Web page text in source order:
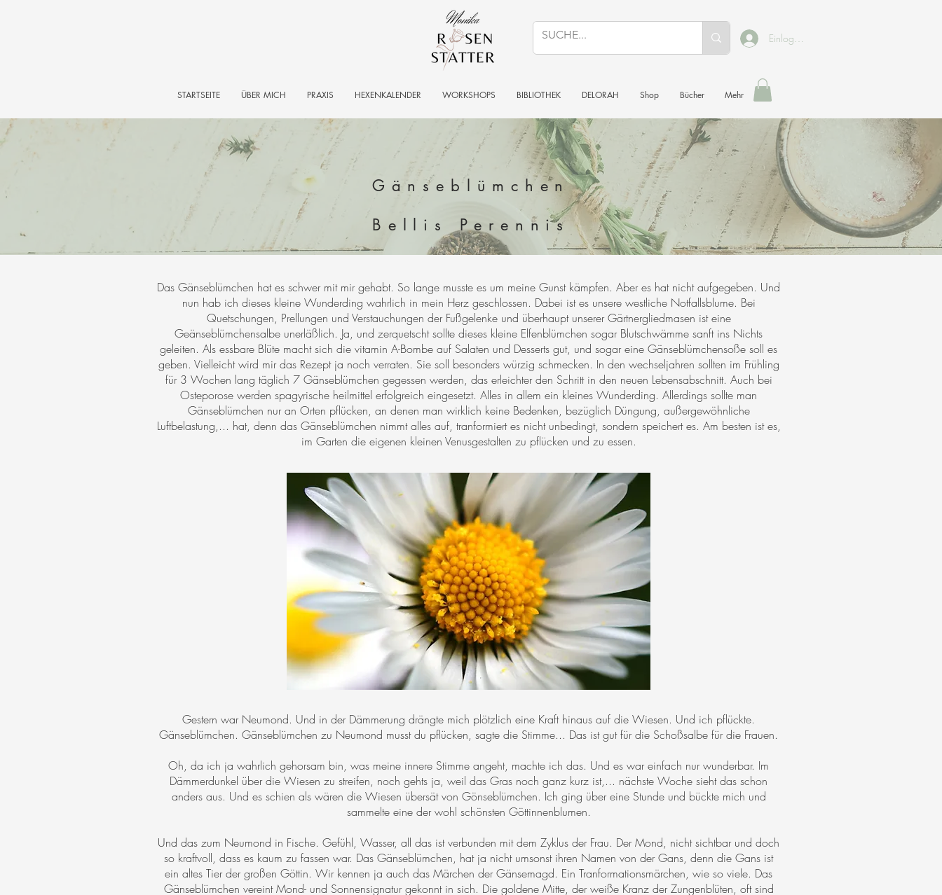
Einloggen
STARTSEITE ÜBER MICH PRAXIS HEXENKALENDER WORKSHOPS BIBLIOTHEK DELORAH Shop Bücher Mehr
Das Gänseblümchen hat es schwer mit mir gehabt. So lange musste es um meine Gunst kämpfen. Aber es hat nicht aufgegeben. Und
nun hab ich dieses kleine Wunderding wahrlich in mein Herz geschlossen. Dabei ist es unsere westliche Notfallsblume. Bei
Quetschungen, Prellungen und Verstauchungen der Fußgelenke und überhaupt unserer Gärtnergliedmasen ist eine
Geänseblümchensalbe unerläßlich. Ja, und zerquetscht sollte dieses kleine Elfenblümchen sogar Blutschwämme sanft ins Nichts
geleiten. Als essbare Blüte macht sich die vitamin A-Bombe auf Salaten und Desserts gut, und sogar eine Gänseblümchensoße soll es
geben. Vielleicht wird mir das Rezept ja noch verraten. Sie soll besonders würzig schmecken. In den wechseljahren sollten im Frühling
für 3 Wochen lang täglich 7 Gänseblümchen gegessen werden, das erleichter den Schritt in den neuen Lebensabschnitt. Auch bei
Osteporose werden spagyrische heilmittel erfolgreich eingesetzt. Alles in allem ein kleines Wunderding. Allerdings sollte man
Gänseblümchen nur an Orten pflücken, an denen man wirklich keine Bedenken, bezüglich Düngung, außergewöhnliche
Luftbelastung,... hat, denn das Gänseblümchen nimmt alles auf, tranformiert es nicht unbedingt, sondern speichert es. Am besten ist es,
im Garten die eigenen kleinen Venusgestalten zu pflücken und zu essen.
Gestern war Neumond. Und in der Dämmerung drängte mich plötzlich eine Kraft hinaus auf die Wiesen. Und ich pflückte.
Gänseblümchen. Gänseblümchen zu Neumond musst du pflücken, sagte die Stimme... Das ist gut für die Schoßsalbe für die Frauen.
Oh, da ich ja wahrlich gehorsam bin, was meine innere Stimme angeht, machte ich das. Und es war einfach nur wunderbar. Im
Dämmerdunkel über die Wiesen zu streifen, noch gehts ja, weil das Gras noch ganz kurz ist,... nächste Woche sieht das schon
anders aus. Und es schien als wären die Wiesen übersät von Gönseblümchen. Ich ging über eine Stunde und bückte mich und
sammelte eine der wohl schönsten Göttinnenblumen.
Und das zum Neumond in Fische. Gefühl, Wasser, all das ist verbunden mit dem Zyklus der Frau. Der Mond, nicht sichtbar und doch
so kraftvoll, dass es kaum zu fassen war. Das Gänseblümchen, hat ja nicht umsonst ihren Namen von der Gans, denn die Gans ist
ein altes Tier der großen Göttin. Wir kennen ja auch das Märchen der Gänsemagd. Ein Tranformationsmärchen, wie so viele. Das
Gänseblümchen vereint Mond- und Sonnensignatur gekonnt in sich. Die goldene Mitte, der weiße Kranz der Zungenblüten, oft sind
Gänseblümchen
Bellis Perennis